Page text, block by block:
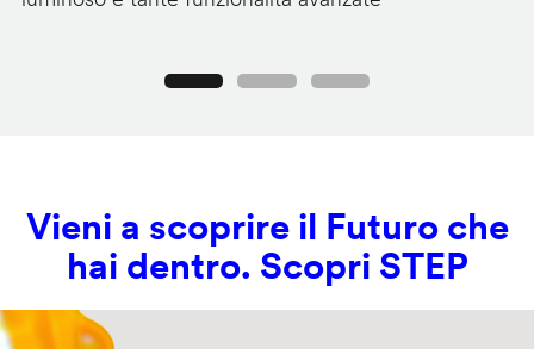
Vieni a scoprire il Futuro che
hai dentro. Scopri STEP